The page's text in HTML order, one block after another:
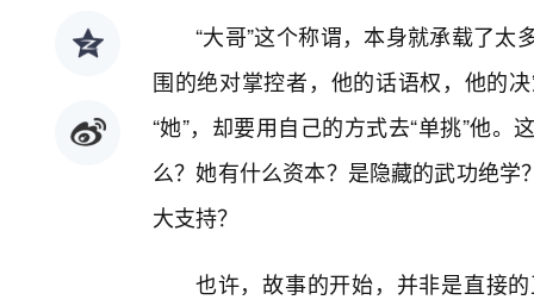
“大哥”这个称谓，本身就承载了
围的绝对掌控者，他的话语权，他的
“她”，却要用自己的方式去“单挑”他
么？她有什么资本？是隐藏的武功绝
大支持？
也许，故事的开始，并非是直接